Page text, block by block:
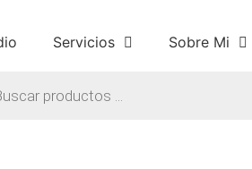
Servicios
Sobre Mi